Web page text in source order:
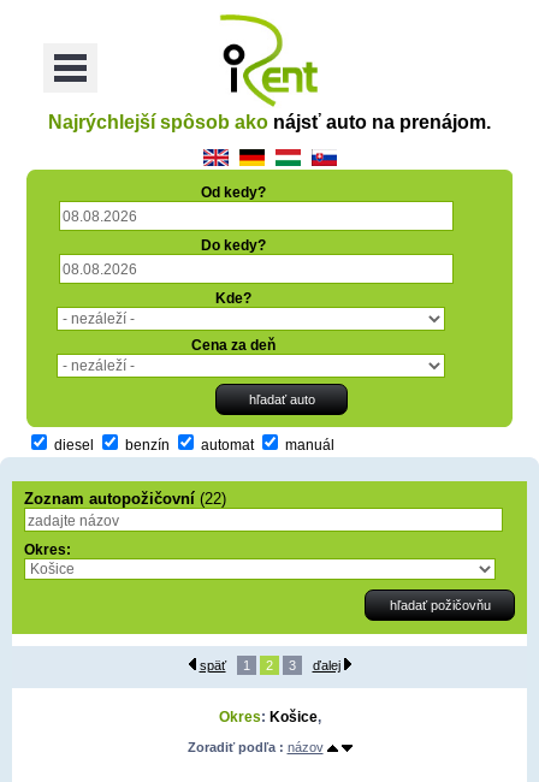
Menu
Najrýchlejší spôsob ako nájsť auto na prenájom.
Od kedy?
Do kedy?
Kde?
Cena za deň
diesel benzín automat manuál
Zoznam autopožičovní (22)
Okres:
späť 1 2 3 ďalej
Okres: Košice,
Zoradiť podľa : názov